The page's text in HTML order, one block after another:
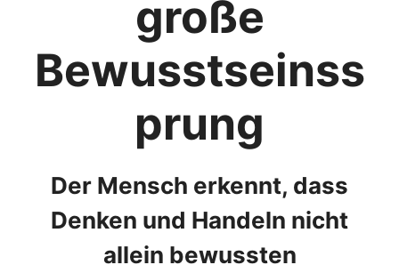
große
Bewusstseinss
prung
Der Mensch erkennt, dass
Denken und Handeln nicht
allein bewussten